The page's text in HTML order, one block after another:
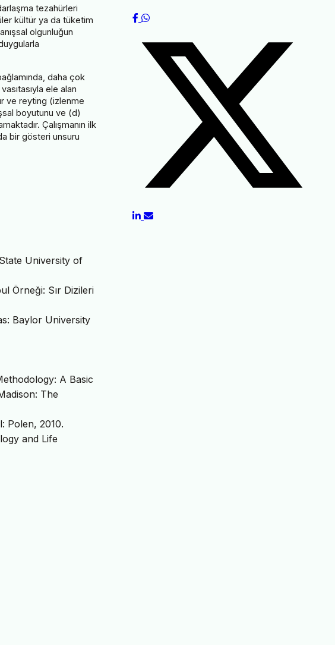
tezahürleri
kültür ya da tüketim
olgunluğun
daha çok
ele alan
ve reyting (izlenme
boyutunu ve (d)
Çalışmanın ilk
bir gösteri unsuru
University of
Örneği: Sır Dizileri
Baylor University
A Basic
The
Polen, 2010.
and Life